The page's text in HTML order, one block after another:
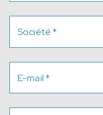
Société *
E-mail*